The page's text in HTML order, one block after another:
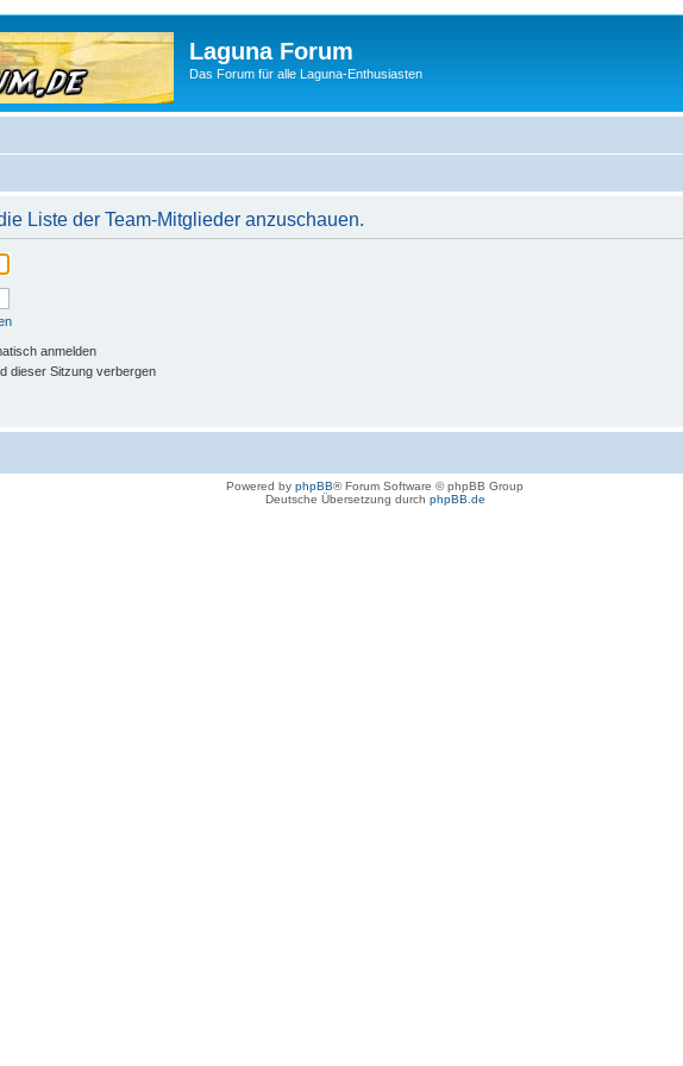
Laguna Forum
Das Forum für alle Laguna-Enthusiasten
Liste der Team-Mitglieder anzuschauen.
anmelden
dieser Sitzung verbergen
Powered by phpBB® Forum Software © phpBB Group
Deutsche Übersetzung durch phpBB.de